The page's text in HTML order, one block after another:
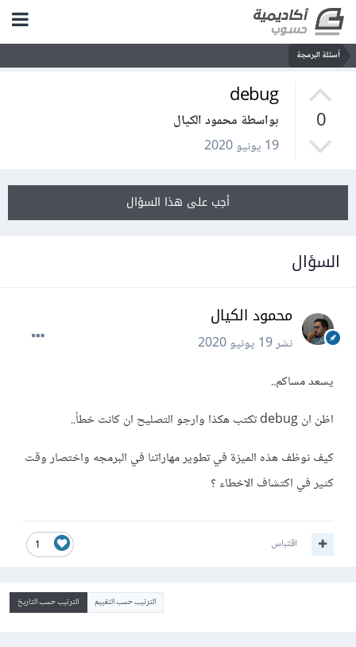
أسئلة البرمجة
0
debug
بواسطة محمود الكيال
19 يونيو 2020
أجب على هذا السؤال
السؤال
محمود الكيال
نشر19 يونيو 2020
يسعد مساكم..
اظن ان debug تكتب هكذا وارجو التصليح ان كانت خطأ..
كيف نوظف هذه الميزة في تطوير مهاراتنا في البرمجه واختصار وقت
كثير في اكتشاف الاخطاء ؟
1 اقتباس
الترتيب حسب التقييم الترتيب حسب التاريخ